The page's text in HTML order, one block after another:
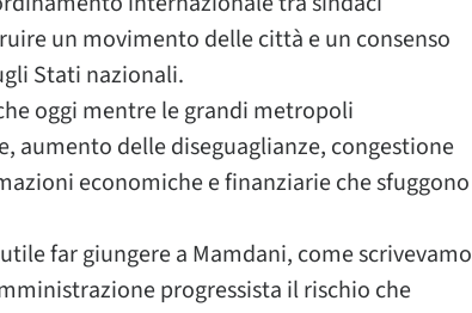
un movimento delle città e un consenso
Stati nazionali.
oggi mentre le grandi metropoli
aumento delle diseguaglianze, congestione
economiche e finanziarie che sfuggono
far giungere a Mamdani, come scrivevamo
progressista il rischio che